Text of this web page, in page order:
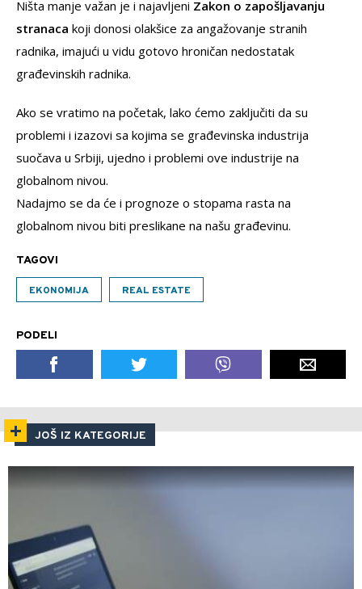
Ništa manje važan je i najavljeni Zakon o zapošljavanju
stranaca koji donosi olakšice za angažovanje stranih
radnika, imajući u vidu gotovo hroničan nedostatak
građevinskih radnika.
Ako se vratimo na početak, lako ćemo zaključiti da su
problemi i izazovi sa kojima se građevinska industrija
suočava u Srbiji, ujedno i problemi ove industrije na
globalnom nivou.
Nadajmo se da će i prognoze o stopama rasta na
globalnom nivou biti preslikane na našu građevinu.
TAGOVI
EKONOMIJA REAL ESTATE
PODELI
JOŠ IZ KATEGORIJE